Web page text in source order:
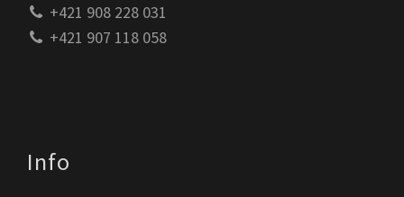
+421 908 228 031
+421 907 118 058
Info